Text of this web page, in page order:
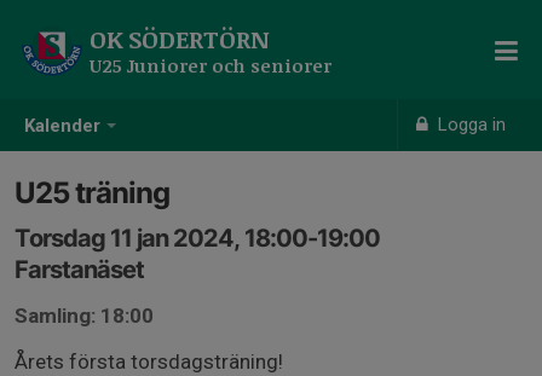
Kalender Logga in
OK SÖDERTÖRN
U25 Juniorer och seniorer
U25 träning
Torsdag 11 jan 2024, 18:00-19:00
Farstanäset
Samling: 18:00
Årets första torsdagsträning!